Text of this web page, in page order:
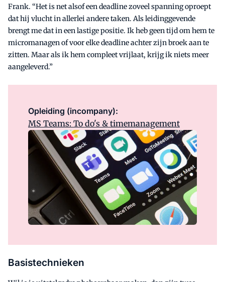
Frank. “Het is net alsof een deadline zoveel spanning oproept
dat hij vlucht in allerlei andere taken. Als leidinggevende
brengt me dat in een lastige positie. Ik heb geen tijd om hem te
micromanagen of voor elke deadline achter zijn broek aan te
zitten. Maar als ik hem compleet vrijlaat, krijg ik niets meer
aangeleverd.”
Opleiding (incompany):
MS Teams: To do's & timemanagement
Basistechnieken